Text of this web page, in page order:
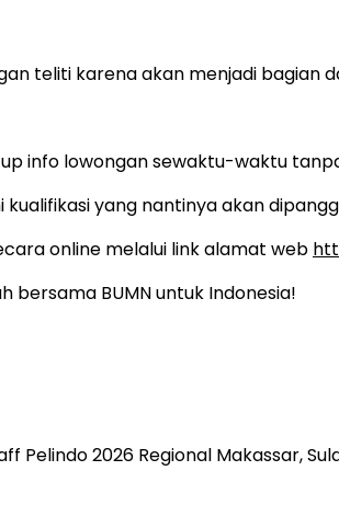
teliti karena akan menjadi bagian
info lowongan sewaktu-waktu
yang nantinya akan
online melalui link alamat web
bersama BUMN untuk Indonesia!
Pelindo 2026 Regional Makassar,